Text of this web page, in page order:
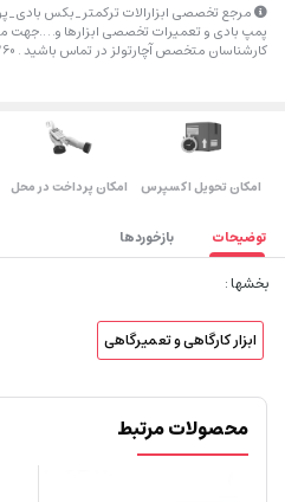
مرجع تخصصی ابزارالات ترکمتر_بکس
پمپ بادی و تعمیرات تخصصی ابزارها و….جهت
کارشناسان متخصص آچارتولز در تماس باشید . 09124547260 – 09127640366
اﻣﮑﺎن ﺗﺤﻮﯾﻞ اﮐﺴﭙﺮس امکان پرداخت در محل
توضیحات بازخوردها
بخشها :
ابزار کارگاهی و تعمیرگاهی
محصولات مرتبط